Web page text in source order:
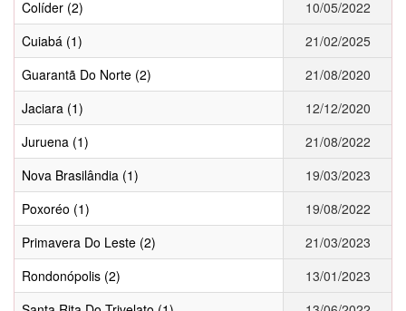
Colíder (2)
10/05/2022
Cuiabá (1)
21/02/2025
Guarantã Do Norte (2)
21/08/2020
Jaciara (1)
12/12/2020
Juruena (1)
21/08/2022
Nova Brasilândia (1)
19/03/2023
Poxoréo (1)
19/08/2022
Primavera Do Leste (2)
21/03/2023
Rondonópolis (2)
13/01/2023